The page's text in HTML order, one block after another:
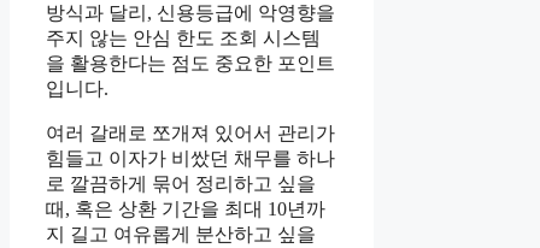
방식과 달리, 신용등급에 악영향을
주지 않는 안심 한도 조회 시스템
을 활용한다는 점도 중요한 포인트
입니다.
여러 갈래로 쪼개져 있어서 관리가
힘들고 이자가 비쌌던 채무를 하나
로 깔끔하게 묶어 정리하고 싶을
때, 혹은 상환 기간을 최대 10년까
지 길고 여유롭게 분산하고 싶을